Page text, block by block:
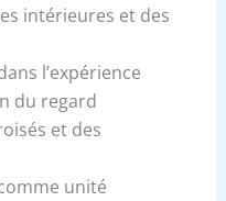
intérieures et des
l’expérience
du regard
et des
unité